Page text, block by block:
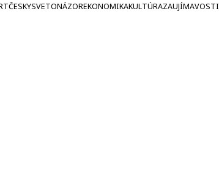
ČESKYSVETONÁZOREKONOMIKAKULTÚRAZAUJÍMAVOSTI